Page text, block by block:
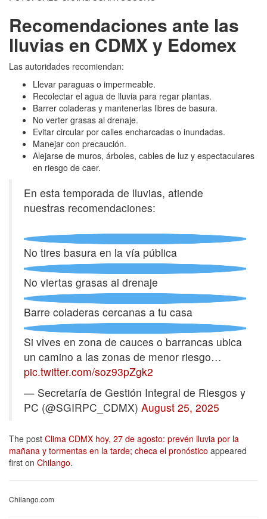
Recomendaciones ante las
lluvias en CDMX y Edomex
Las autoridades recomiendan:
Llevar paraguas o impermeable.
Recolectar el agua de lluvia para regar plantas.
Barrer coladeras y mantenerlas libres de basura.
No verter grasas al drenaje.
Evitar circular por calles encharcadas o inundadas.
Manejar con precaución.
Alejarse de muros, árboles, cables de luz y espectaculares
en riesgo de caer.
En esta temporada de lluvias, atiende
nuestras recomendaciones:
No tires basura en la vía pública
No viertas grasas al drenaje
Barre coladeras cercanas a tu casa
Si vives en zona de cauces o barrancas ubica
un camino a las zonas de menor riesgo…
pic.twitter.com/soz93pZgk2
— Secretaría de Gestión Integral de Riesgos y
PC (@SGIRPC_CDMX) August 25, 2025
The post Clima CDMX hoy, 27 de agosto: prevén lluvia por la
mañana y tormentas en la tarde; checa el pronóstico appeared
first on Chilango.
Chilango.com